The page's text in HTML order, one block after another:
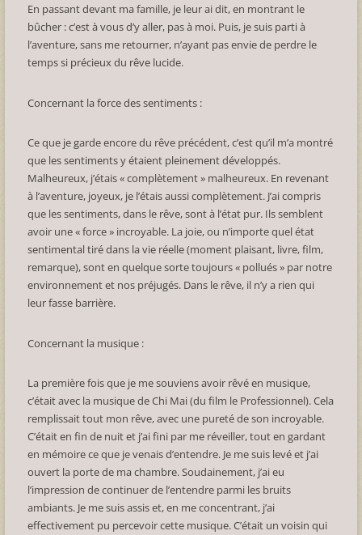
En passant devant ma famille, je leur ai dit, en montrant le
bûcher : c’est à vous d’y aller, pas à moi. Puis, je suis parti à
l’aventure, sans me retourner, n’ayant pas envie de perdre le
temps si précieux du rêve lucide.
Concernant la force des sentiments :
Ce que je garde encore du rêve précédent, c’est qu’il m’a montré
que les sentiments y étaient pleinement développés.
Malheureux, j’étais « complètement » malheureux. En revenant
à l’aventure, joyeux, je l’étais aussi complètement. J’ai compris
que les sentiments, dans le rêve, sont à l’état pur. Ils semblent
avoir une « force » incroyable. La joie, ou n’importe quel état
sentimental tiré dans la vie réelle (moment plaisant, livre, film,
remarque), sont en quelque sorte toujours « pollués » par notre
environnement et nos préjugés. Dans le rêve, il n’y a rien qui
leur fasse barrière.
Concernant la musique :
La première fois que je me souviens avoir rêvé en musique,
c’était avec la musique de Chi Mai (du film le Professionnel). Cela
remplissait tout mon rêve, avec une pureté de son incroyable.
C’était en fin de nuit et j’ai fini par me réveiller, tout en gardant
en mémoire ce que je venais d’entendre. Je me suis levé et j’ai
ouvert la porte de ma chambre. Soudainement, j’ai eu
l’impression de continuer de l’entendre parmi les bruits
ambiants. Je me suis assis et, en me concentrant, j’ai
effectivement pu percevoir cette musique. C’était un voisin qui